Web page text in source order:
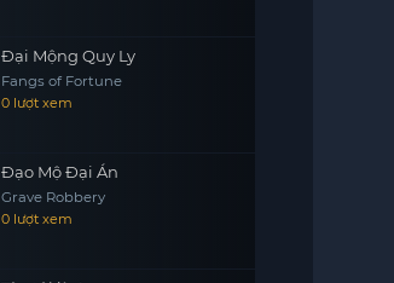
Đại Mộng Quy Ly
Fangs of Fortune
0 lượt xem
Đạo Mộ Đại Án
Grave Robbery
0 lượt xem